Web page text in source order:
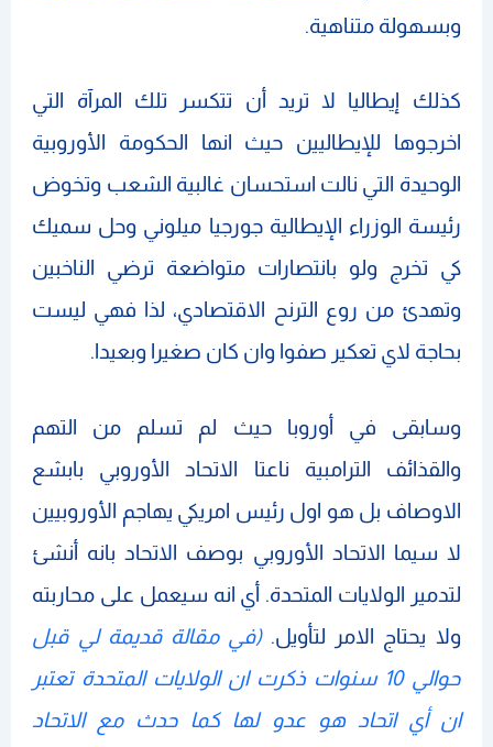
وبسهولة متناهية.
كذلك إيطاليا لا تريد أن تتكسر تلك المرآة التي
اخرجوها للإيطاليين حيث انها الحكومة الأوروبية
الوحيدة التي نالت استحسان غالبية الشعب وتخوض
رئيسة الوزراء الإيطالية جورجيا ميلوني وحل سميك
كي تخرج ولو بانتصارات متواضعة ترضي الناخبين
وتهدئ من روع الترنح الاقتصادي، لذا فهي ليست
بحاجة لاي تعكير صفوا وان كان صغيرا وبعيدا.
وسابقى في أوروبا حيث لم تسلم من التهم
والقذائف الترامبية ناعتا الاتحاد الأوروبي بابشع
الاوصاف بل هو اول رئيس امريكي يهاجم الأوروبيين
لا سيما الاتحاد الأوروبي بوصف الاتحاد بانه أنشئ
لتدمير الولايات المتحدة. أي انه سيعمل على محاربته
ولا يحتاج الامر لتأويل.(في مقالة قديمة لي قبل
حوالي 10 سنوات ذكرت ان الولايات المتحدة تعتبر
ان أي اتحاد هو عدو لها كما حدث مع الاتحاد